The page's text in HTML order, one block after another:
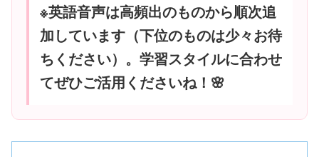
※英語音声は高頻出のものから順次追
加しています（下位のものは少々お待
ちください）。学習スタイルに合わせ
てぜひご活用くださいね！🌸